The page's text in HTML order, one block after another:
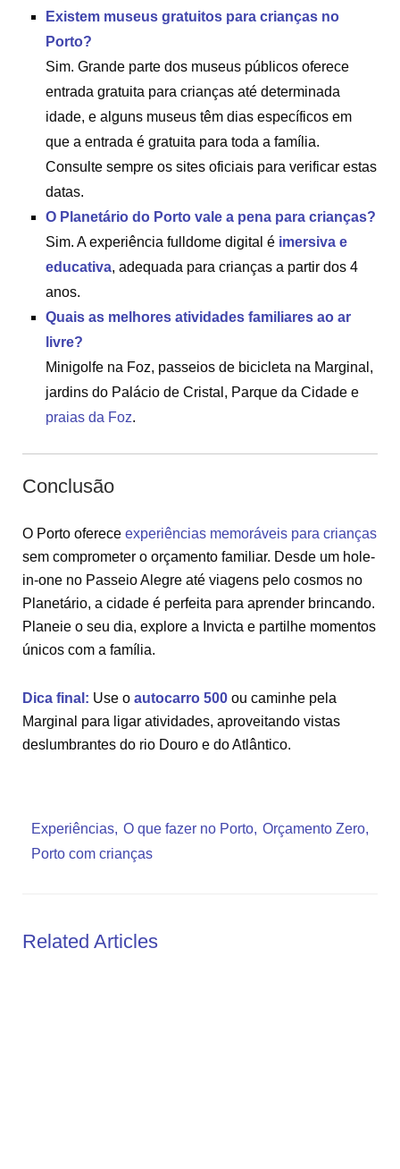
Existem museus gratuitos para crianças no
Porto?
Sim. Grande parte dos museus públicos oferece
entrada gratuita para crianças até determinada
idade, e alguns museus têm dias específicos em
que a entrada é gratuita para toda a família.
Consulte sempre os sites oficiais para verificar estas
datas.
O Planetário do Porto vale a pena para crianças?
Sim. A experiência fulldome digital é imersiva e
educativa, adequada para crianças a partir dos 4
anos.
Quais as melhores atividades familiares ao ar
livre?
Minigolfe na Foz, passeios de bicicleta na Marginal,
jardins do Palácio de Cristal, Parque da Cidade e
praias da Foz.
Conclusão
O Porto oferece experiências memoráveis para crianças
sem comprometer o orçamento familiar. Desde um hole-
in-one no Passeio Alegre até viagens pelo cosmos no
Planetário, a cidade é perfeita para aprender brincando.
Planeie o seu dia, explore a Invicta e partilhe momentos
únicos com a família.
Dica final: Use o autocarro 500 ou caminhe pela
Marginal para ligar atividades, aproveitando vistas
deslumbrantes do rio Douro e do Atlântico.
Experiências O que fazer no Porto Orçamento Zero
Porto com crianças
Related Articles